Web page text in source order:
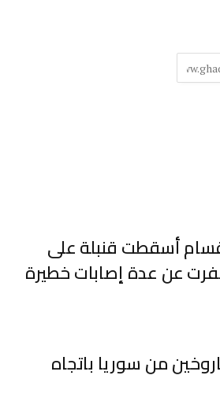
أسقطت قنبلة على
عن عدة إصابات خطيرة
من سوريا باتجاه